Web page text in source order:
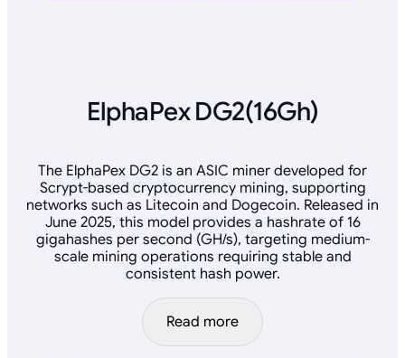
ElphaPex DG2(16Gh)
The ElphaPex DG2 is an ASIC miner developed for
Scrypt-based cryptocurrency mining, supporting
networks such as Litecoin and Dogecoin. Released in
June 2025, this model provides a hashrate of 16
gigahashes per second (GH/s), targeting medium-
scale mining operations requiring stable and
consistent hash power.
Read more